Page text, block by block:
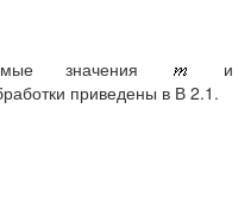
значения
и
приведены в В 2.1.